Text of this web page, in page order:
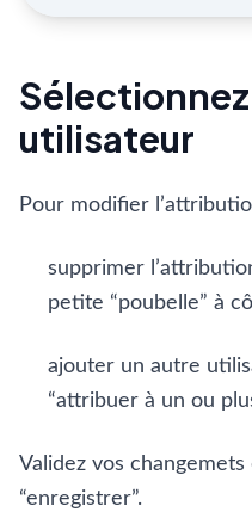
utilisateur
Pour modifier
supprimer
petite “poubelle” à
ajouter un autre
“attribuer à un ou
Validez vos
“enregistrer”.